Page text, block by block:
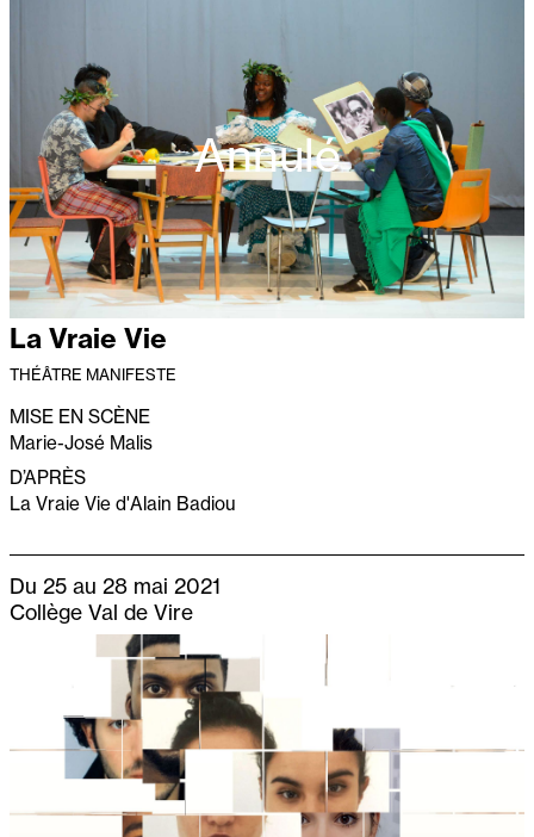
Annulé
La Vraie Vie
THÉÂTRE MANIFESTE
MISE EN SCÈNE
Marie-José Malis
D’APRÈS
La Vraie Vie d'Alain Badiou
Du 25 au 28 mai 2021
Collège Val de Vire